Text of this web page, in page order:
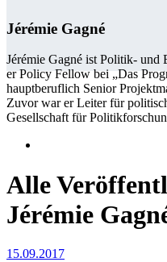
Jérémie Gagné
Jérémie Gagné ist Politik- und
er Policy Fellow bei „Das
hauptberuflich Senior
Zuvor war er Leiter für
Gesellschaft für
Alle
Jérémie
15.09.2017